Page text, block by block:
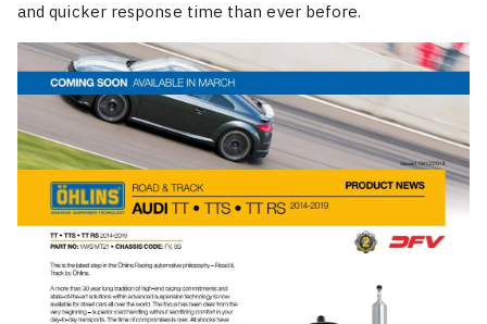
and quicker response time than ever before.